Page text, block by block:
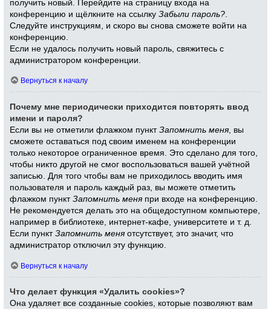
получить новый. Перейдите на страницу входа на
конференцию и щёлкните на ссылкуЗабыли пароль?
Следуйте инструкциям, и скоро вы снова сможете войти на
конференцию.
Если не удалось получить новый пароль, свяжитесь с
администратором конференции.
Вернуться к началу
Почему мне периодически приходится повторять ввод
имени и пароля?
Если вы не отметили флажком пунктЗапомнить меня , вы
сможете оставаться под своим именем на конференции
только некоторое ограниченное время. Это сделано для того,
чтобы никто другой не смог воспользоваться вашей учётной
записью. Для того чтобы вам не приходилось вводить имя
пользователя и пароль каждый раз, вы можете отметить
флажком пунктЗапомнить меня при входе на конференцию.
Не рекомендуется делать это на общедоступном компьютере,
например в библиотеке, интернет-кафе, университете и т. д.
Если пунктЗапомнить меня отсутствует, это значит, что
администратор отключил эту функцию.
Вернуться к началу
Что делает функция «Удалить cookies»?
Она удаляет все созданные cookies, которые позволяют вам